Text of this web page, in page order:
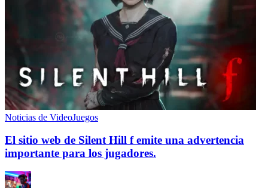
Noticias de VideoJuegos
El sitio web de Silent Hill f emite una advertencia
importante para los jugadores.